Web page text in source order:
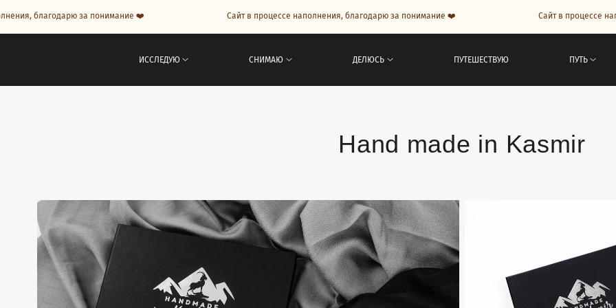
ИССЛЕДУЮ СНИМАЮ ДЕЛЮСЬ ПУТЕШЕСТВУЮ ПУТЬ
Hand made in Kasmir
за понимание ❤️ Сайт в процессе наполнения, благодарю за понимание ❤️ Сайт в процессе наполнения,